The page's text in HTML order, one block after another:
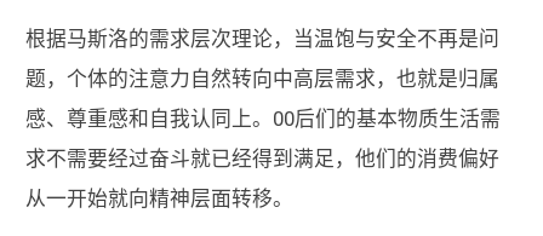
根据马斯洛的需求层次理论，当温饱与安全不再是问
题，个体的注意力自然转向中高层需求，也就是归属
感、尊重感和自我认同上。00后们的基本物质生活需
求不需要经过奋斗就已经得到满足，他们的消费偏好
从一开始就向精神层面转移。